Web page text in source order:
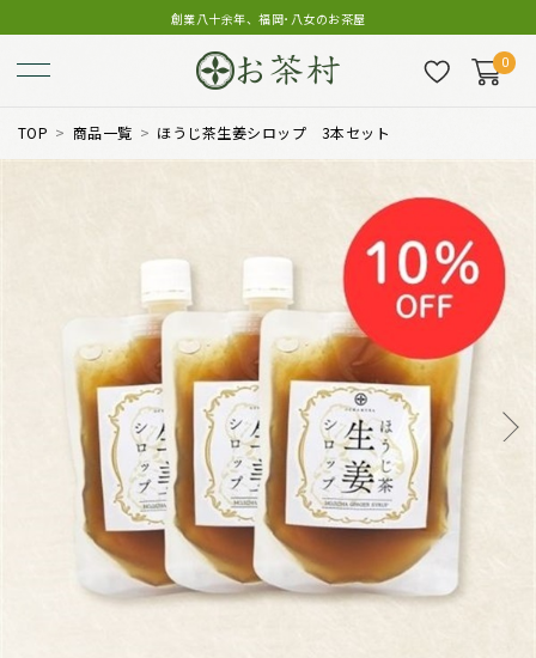
創業八十余年、福岡･八女のお茶屋
0
TOP 商品一覧 ほうじ茶生姜シロップ 3本セット